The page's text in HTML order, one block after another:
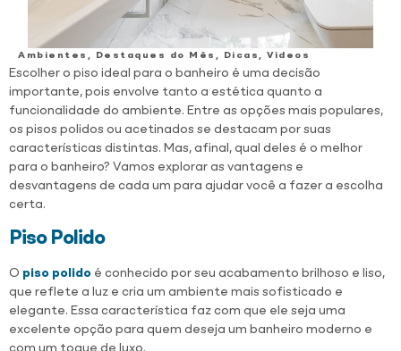
Ambientes , Destaques do Mês , Dicas, Vídeos
Escolher o piso ideal para o banheiro é uma decisão
importante, pois envolve tanto a estética quanto a
funcionalidade do ambiente. Entre as opções mais populares,
os pisos polidos ou acetinados se destacam por suas
características distintas. Mas, afinal, qual deles é o melhor
para o banheiro? Vamos explorar as vantagens e
desvantagens de cada um para ajudar você a fazer a escolha
certa.
Piso Polido
O piso polido é conhecido por seu acabamento brilhoso e liso,
que reflete a luz e cria um ambiente mais sofisticado e
elegante. Essa característica faz com que ele seja uma
excelente opção para quem deseja um banheiro moderno e
com um toque de luxo.